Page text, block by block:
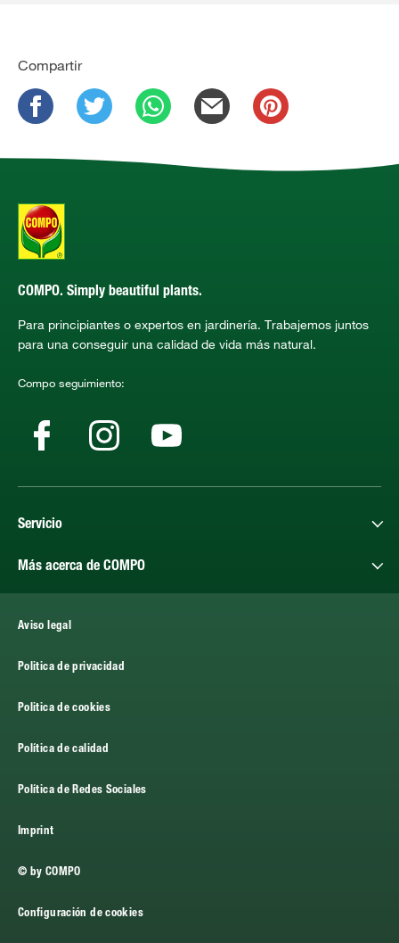
Compartir
COMPO. Simply beautiful plants.
Para principiantes o expertos en jardinería. Trabajemos juntos
para una conseguir una calidad de vida más natural.
Compo seguimiento:
Servicio
Más acerca de COMPO
Aviso legal
Politica de privacidad
Politica de cookies
Política de calidad
Política de Redes Sociales
Imprint
© by COMPO
Configuración de cookies